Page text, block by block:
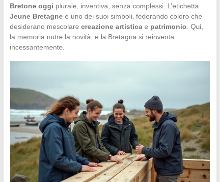
Bretone oggi plurale, inventiva, senza complessi. L’etichetta
Jeune Bretagneè uno dei suoi simboli, federando coloro che
desiderano mescolare creazione artisticae patrimonio . Qui,
la memoria nutre la novità, e la Bretagna si reinventa
incessantemente.